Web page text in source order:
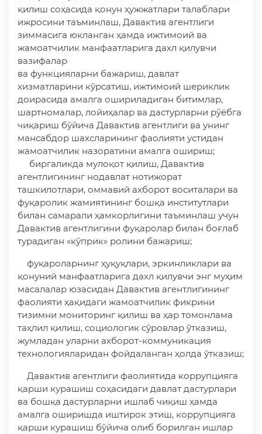
қилиш соҳасида қонун ҳужжатлари талаблари
ижросини таъминлаш, Давактив агентлиги
зиммасига юкланган ҳамда ижтимоий ва
жамоатчилик манфаатларига дахл қилувчи
вазифалар
ва функцияларни бажариш, давлат
хизматларини кўрсатиш, ижтимоий шериклик
доирасида амалга ошириладиган битимлар,
шартномалар, лойиҳалар ва дастурларни рўёбга
чиқариш бўйича Давактив агентлиги ва унинг
мансабдор шахсларининг фаолияти устидан
жамоатчилик назоратини амалга ошириш;
биргаликда мулоқот қилиш, Давактив
агентлигининг нодавлат нотижорат
ташкилотлари, оммавий ахборот воситалари ва
фуқаролик жамиятининг бошқа институтлари
билан самарали ҳамкорлигини таъминлаш учун
Давактив агентлигини фуқаролар билан боғлаб
турадиган «кўприк» ролини бажариш;
фуқароларнинг ҳуқуқлари, эркинликлари ва
қонуний манфаатларига дахл қилувчи энг муҳим
масалалар юзасидан Давактив агентлигининг
фаолияти ҳақидаги жамоатчилик фикрини
тизимни мониторинг қилиш ва ҳар томонлама
таҳлил қилиш, социологик сўровлар ўтказиш,
жумладан уларни ахборот-коммуникация
технологияларидан фойдаланган ҳолда ўтказиш;
Давактив агентлиги фаолиятида коррупцияга
қарши курашиш соҳасидаги давлат дастурлари
ва бошқа дастурларни ишлаб чиқиш ҳамда
амалга оширишда иштирок этиш, коррупцияга
қарши курашиш бўйича олиб борилган ишлар